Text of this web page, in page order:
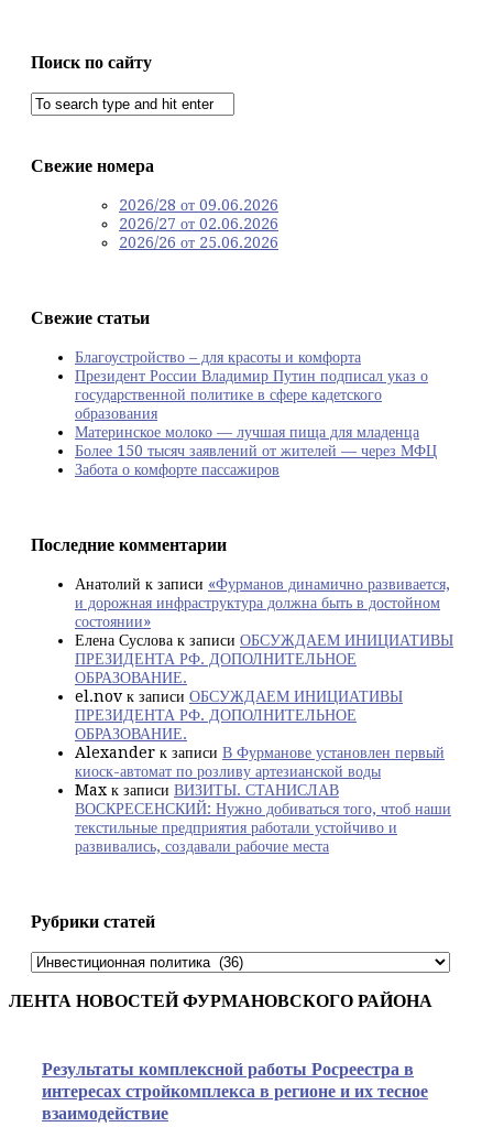
Поиск по сайту
Свежие номера
2026/28 от 09.06.2026
2026/27 от 02.06.2026
2026/26 от 25.06.2026
Свежие статьи
Благоустройство – для красоты и комфорта
Президент России Владимир Путин подписал указ о
государственной политике в сфере кадетского
образования
Материнское молоко — лучшая пища для младенца
Более 150 тысяч заявлений от жителей — через МФЦ
Забота о комфорте пассажиров
Последние комментарии
Анатолий к записи «Фурманов динамично развивается,
и дорожная инфраструктура должна быть в достойном
состоянии»
Елена Суслова к записи ОБСУЖДАЕМ ИНИЦИАТИВЫ
ПРЕЗИДЕНТА РФ. ДОПОЛНИТЕЛЬНОЕ
ОБРАЗОВАНИЕ.
el.nov к записи ОБСУЖДАЕМ ИНИЦИАТИВЫ
ПРЕЗИДЕНТА РФ. ДОПОЛНИТЕЛЬНОЕ
ОБРАЗОВАНИЕ.
Alexander к записи В Фурманове установлен первый
киоск-автомат по розливу артезианской воды
Max к записи ВИЗИТЫ. СТАНИСЛАВ
ВОСКРЕСЕНСКИЙ: Нужно добиваться того, чтоб наши
текстильные предприятия работали устойчиво и
развивались, создавали рабочие места
Рубрики статей
Рубрики
статей
ЛЕНТА НОВОСТЕЙ ФУРМАНОВСКОГО РАЙОНА
Результаты комплексной работы Росреестра в
интересах стройкомплекса в регионе и их тесное
взаимодействие